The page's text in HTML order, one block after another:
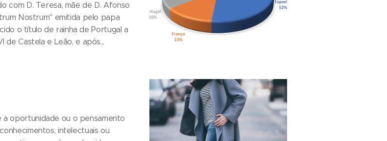
com D. Teresa, mãe de D. Afonso
Nostrum" emitida pelo papa
o título de rainha de Portugal a
de Castela e Leão, e após...
a oportunidade ou o pensamento
intelectuais ou